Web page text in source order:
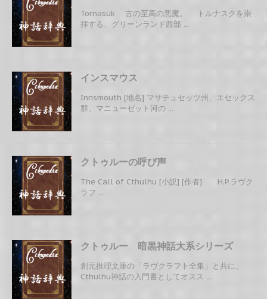
Tornasuk 古の至高の悪魔。 トルナスクを崇
拝する、グリーンランド西部 ...
インスマウス
Innsmouth [地名] マサチュセッツ州、エセックス
群、マニューゼット河の ...
クトゥルーの呼び声
The Call of Cthulhu [小説] [作者] H.P.ラヴク
ラフ ...
クトゥルー 暗黒神話大系シリーズ
創元推理文庫の「ラヴクラフト全集」と共に、
Cthulhu神話の入門書としてオスス ...